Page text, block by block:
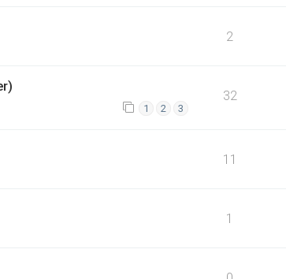
2
1 2 3
32
11
1